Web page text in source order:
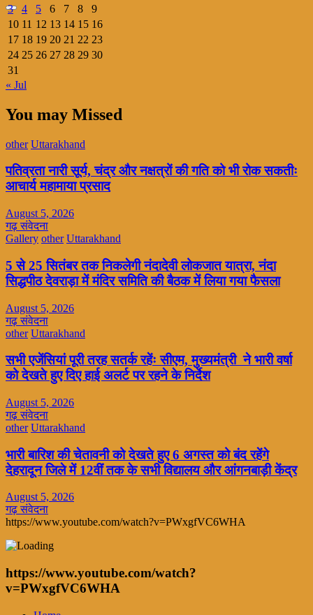
3
4 5 6 7 8
9
10 11 12 13 14 15 16
17 18 19 20 21 22 23
24 25 26 27 28 29 30
31
« Jul
You may Missed
other Uttarakhand
पतिव्रता नारी सूर्य, चंद्र और नक्षत्रों की गति को भी रोक सकतीः
आचार्य महामाया प्रसाद
August 5, 2026
गढ़ संवेदना
Gallery other Uttarakhand
5 से 25 सितंबर तक निकलेगी नंदादेवी लोकजात यात्रा, नंदा
सिद्धपीठ देवराड़ा में मंदिर समिति की बैठक में लिया गया फैसला
August 5, 2026
गढ़ संवेदना
other Uttarakhand
सभी एजेंसियां पूरी तरह सतर्क रहेंः सीएम, मुख्यमंत्री ने भारी वर्षा
को देखते हुए दिए हाई अलर्ट पर रहने के निर्देश
August 5, 2026
गढ़ संवेदना
other Uttarakhand
भारी बारिश की चेतावनी को देखते हुए 6 अगस्त को बंद रहेंगे
देहरादून जिले में 12वीं तक के सभी विद्यालय और आंगनबाड़ी केंद्र
August 5, 2026
गढ़ संवेदना
https://www.youtube.com/watch?v=PWxgfVC6WHA
https://www.youtube.com/watch?
v=PWxgfVC6WHA